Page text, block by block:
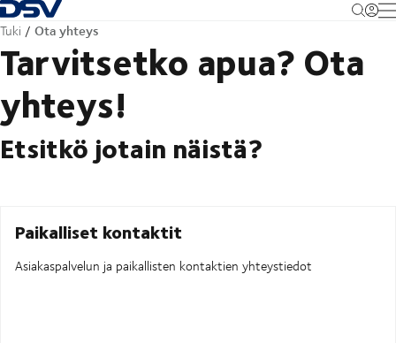
Takaisin kotisivulle
Tuki Ota yhteys
Tarvitsetko apua? Ota
yhteys!
Etsitkö jotain näistä?
Paikalliset kontaktit
Asiakaspalvelun ja paikallisten kontaktien yhteystiedot